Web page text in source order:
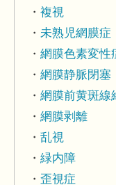
複視
未熟児網膜症
網膜色素変性
網膜静脈閉塞
網膜前黄斑線
網膜剥離
乱視
緑内障
歪視症